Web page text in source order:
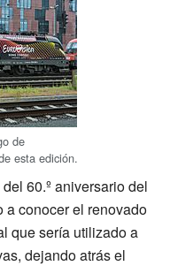
de
esta edición.
60.º aniversario del
a conocer el renovado
que sería utilizado a
dejando atrás el